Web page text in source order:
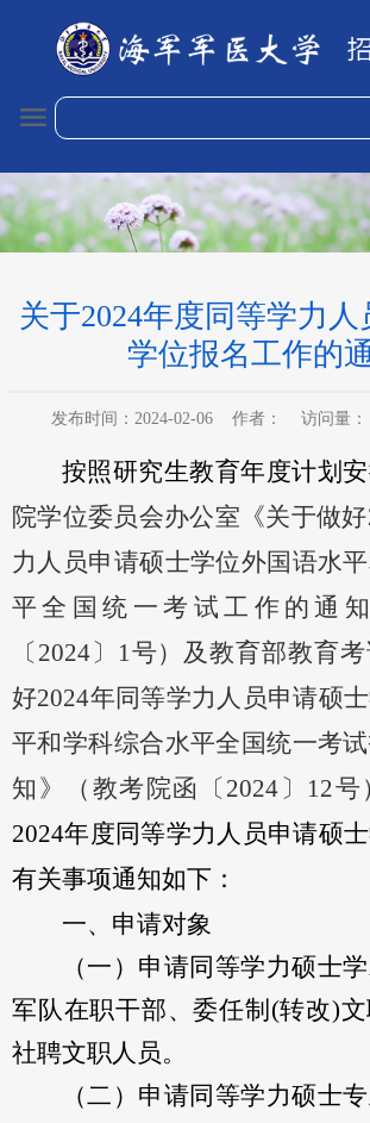
关于2024年度同等学力
学位报名工作的
发布时间：2024-02-06 作者： 访问量：
按照研究生教育年度计划
院学位委员会办公室《关于做好
力人员申请硕士学位外国语水
平全国统一考试工作的通
〔2024〕1号）及教育部教育
好2024年同等学力人员申请硕
平和学科综合水平全国统一考
知》（教考院函〔2024〕12号
2024年度同等学力人员申请硕
有关事项通知如下 ：
一、申请对象
（一）申请同等学力硕士
军队在职干部、委任制 (转改)
社聘文职人员。
（二） 申请同等学力硕士